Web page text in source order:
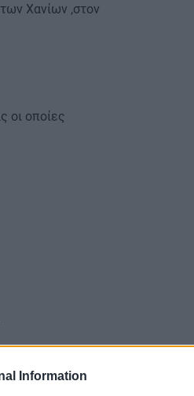
Information
Χανίων ,στον
οι οποίες
και στοιχεία